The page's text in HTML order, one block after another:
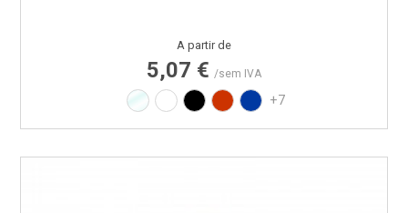
Preço
A partir de
5,07 € /sem IVA
Translúcido
BrancoPreto Vermelho RAL3020
Azul PAN 293C
+7